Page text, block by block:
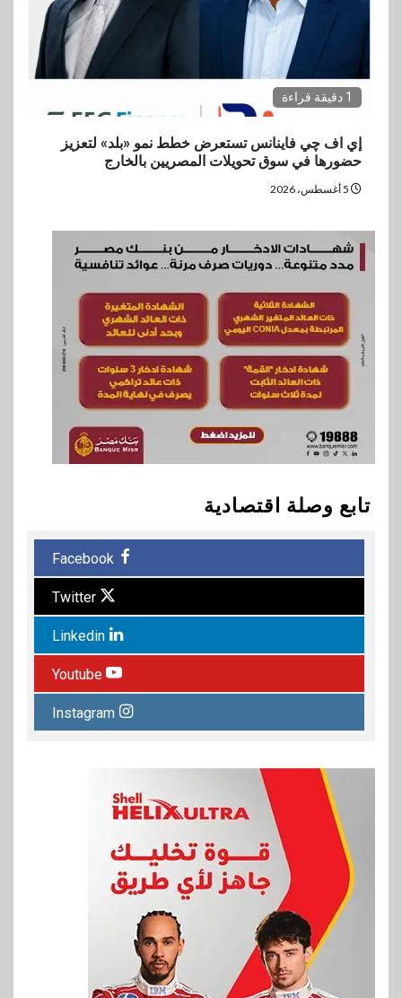
1 دقيقة قراءة
إي اف چي فاينانس تستعرض خطط نمو «بلد» لتعزيز
حضورها في سوق تحويلات المصريين بالخارج
تابع وصلة اقتصادية
Facebook
Twitter
Linkedin
Youtube
Instagram